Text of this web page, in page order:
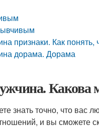
признаки. Как
дорама. Дорама
знать точно, что вас
и вы сможете